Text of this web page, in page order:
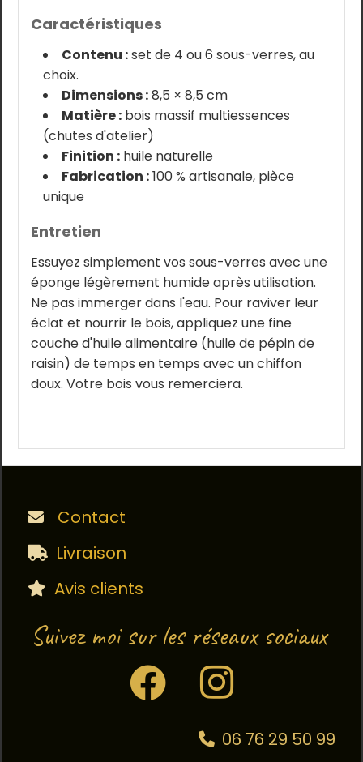
Caractéristiques
Contenu :set de 4 ou 6 sous-verres, au
choix.
Dimensions :8,5 × 8,5 cm
Matière : bois massif multiessences
(chutes d'atelier)
Finition : huile naturelle
Fabrication :100 % artisanale, pièce
unique
Entretien
Essuyez simplement vos sous-verres avec une
éponge légèrement humide après utilisation.
Ne pas immerger dans l'eau. Pour raviver leur
éclat et nourrir le bois, appliquez une fine
couche d'huile alimentaire (huile de pépin de
raisin) de temps en temps avec un chiffon
doux. Votre bois vous remerciera.
 Contact
 Livraison
 Avis clients
Suivez moi sur les réseaux sociaux
 
 06 76 29 50 99